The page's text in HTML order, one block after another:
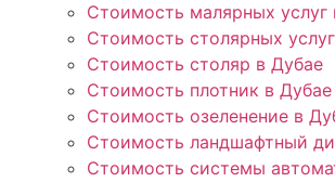
Стоимость малярных услуг
Стоимость столярных
Стоимость столяр в Дубае
Стоимость плотник в Дубае
Стоимость озеленение в
Стоимость ландшафтный
Стоимость системы